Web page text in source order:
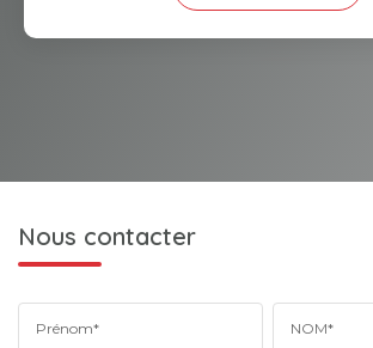
Nous contacter
Prénom* NOM*